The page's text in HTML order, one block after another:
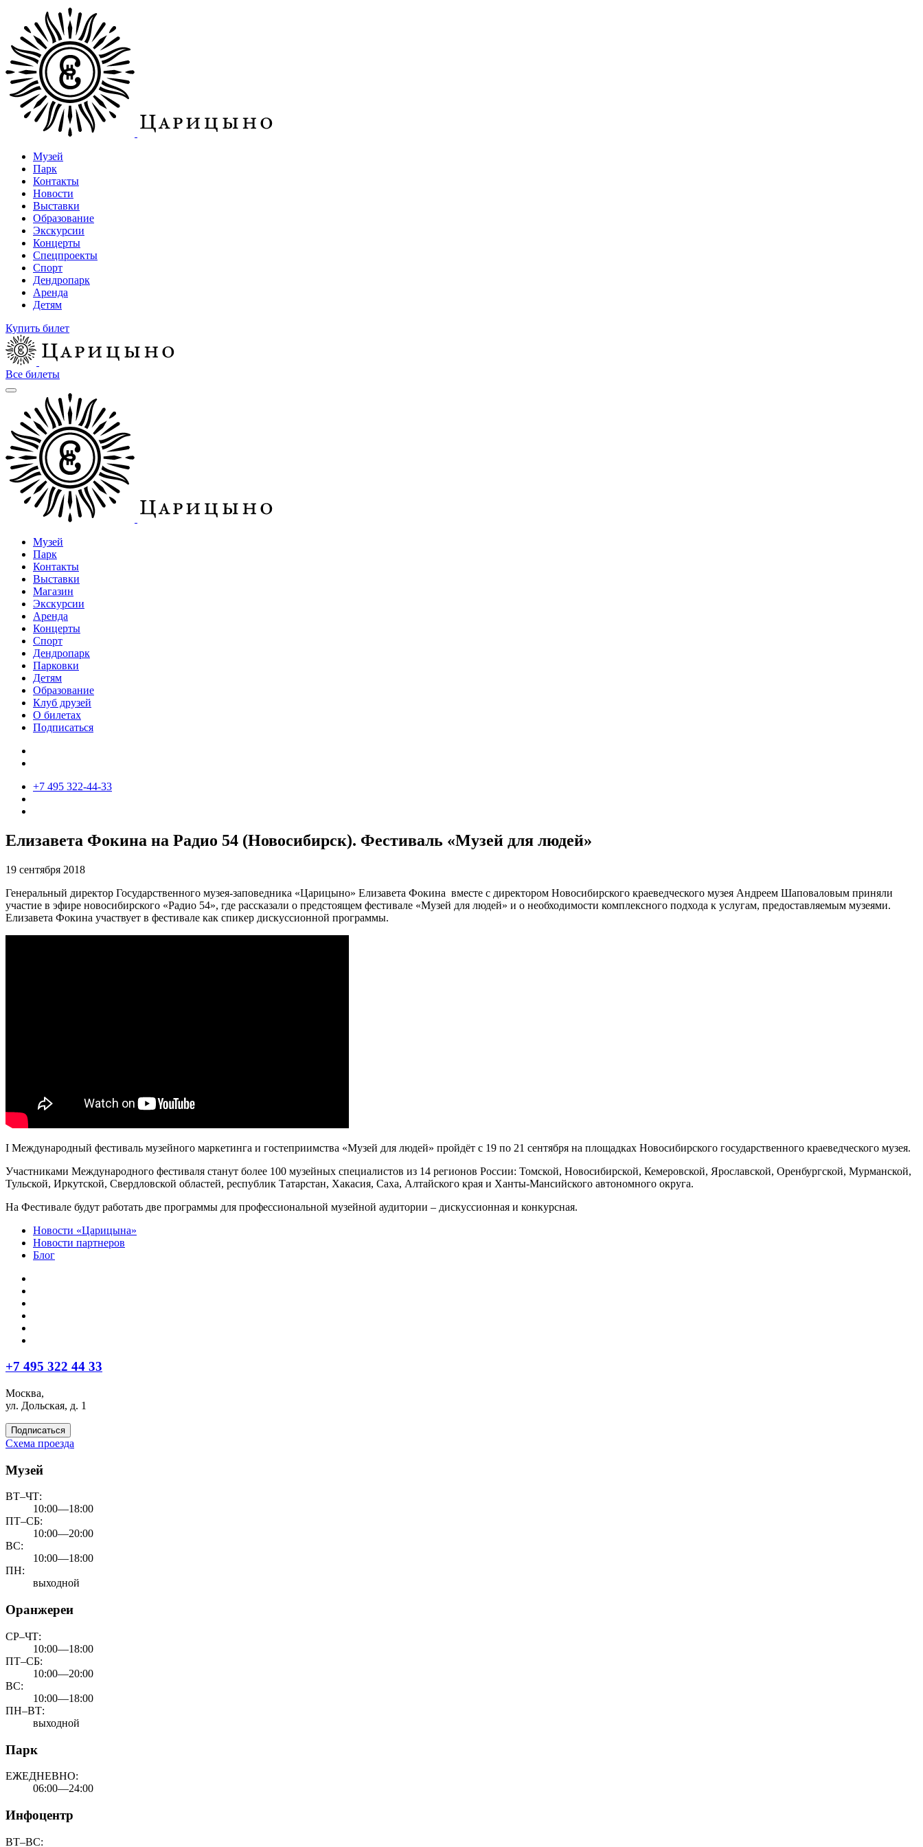
Музей
Парк
Контакты
Новости
Выставки
Образование
Экскурсии
Концерты
Спецпроекты
Спорт
Дендропарк
Аренда
Детям
Купить билет
Все билеты
Музей
Парк
Контакты
Выставки
Магазин
Экскурсии
Аренда
Концерты
Спорт
Дендропарк
Парковки
Детям
Образование
Клуб друзей
О билетах
Подписаться
+7 495 322-44-33
Елизавета Фокина на Радио 54 (Новосибирск). Фестиваль «Музей для людей»
19 сентября 2018
Генеральный директор Государственного музея-заповедника «Царицыно» Елизавета Фокина вместе с директором Новосибирского краеведческого музея Андреем Шаповаловым приняли
участие в эфире новосибирского «Радио 54», где рассказали о предстоящем фестивале «Музей для людей» и о необходимости комплексного подхода к услугам, предоставляемым музеями.
Елизавета Фокина участвует в фестивале как спикер дискуссионной программы.
I Международный фестиваль музейного маркетинга и гостеприимства «Музей для людей» пройдёт с 19 по 21 сентября на площадках Новосибирского государственного краеведческого музея.
Участниками Международного фестиваля станут более 100 музейных специалистов из 14 регионов России: Томской, Новосибирской, Кемеровской, Ярославской, Оренбургской, Мурманской,
Тульской, Иркутской, Свердловской областей, республик Татарстан, Хакасия, Саха, Алтайского края и Ханты-Мансийского автономного округа.
На Фестивале будут работать две программы для профессиональной музейной аудитории – дискуссионная и конкурсная.
Новости «Царицына»
Новости партнеров
Блог
+7 495 322 44 33
Москва,
ул. Дольская, д. 1
Подписаться
Схема проезда
Музей
ВТ–ЧТ:
10:00—18:00
ПТ–СБ:
10:00—20:00
ВС:
10:00—18:00
ПН:
выходной
Оранжереи
СР–ЧТ:
10:00—18:00
ПТ–СБ:
10:00—20:00
ВС:
10:00—18:00
ПН–ВТ:
выходной
Парк
ЕЖЕДНЕВНО:
06:00—24:00
Инфоцентр
ВТ–ВС: